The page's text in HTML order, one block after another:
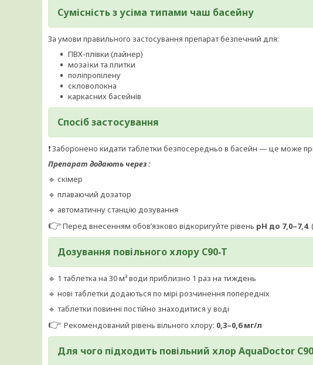
Сумісність з усіма типами чаш басейну
За умови правильного застосування препарат безпечний для:
ПВХ-плівки (лайнер)
мозаїки та плитки
поліпропілену
скловолокна
каркасних басейнів
Спосіб застосування
❗ Заборонено кидати таблетки безпосередньо в басейн — це може
Препарат додають через :
🔹 скімер
🔹 плаваючий дозатор
🔹 автоматичну станцію дозування
👉Перед внесенням обов’язково відкоригуйте рівень pH до 7,0–7,4.
Дозування повільного хлору C90-T
🔹 1 таблетка на 30 м³ води приблизно 1 раз на тиждень
🔹 нові таблетки додаються по мірі розчинення попередніх
🔹 таблетки повинні постійно знаходитися у воді
👉 Рекомендований рівень вільного хлору: 0,3–0,6 мг/л
Для чого підходить повільний хлор AquaDoctor